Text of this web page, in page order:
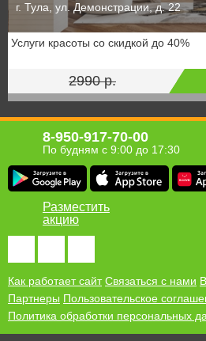
г. Тула, ул. Демонстрации, д. 22
Услуги красоты со скидкой до 40%
2990 р.
8-950-917-70-00
По будням с 9:00 до 17:30
Разместить
акцию
Как работает сайт Связаться с нами
Партнеры Пользовательское
Политика обработки персональных